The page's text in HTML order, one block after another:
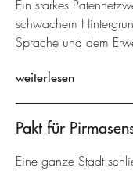
Ein starkes
schwachem
Sprache und dem
weiterlesen
Pakt für
Eine ganze Stadt